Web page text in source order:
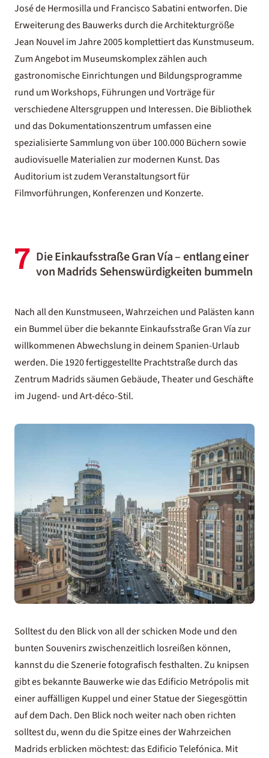
José de Hermosilla und Francisco Sabatini entworfen. Die
Erweiterung des Bauwerks durch die Architekturgröße
Jean Nouvel im Jahre 2005 komplettiert das Kunstmuseum.
Zum Angebot im Museumskomplex zählen auch
gastronomische Einrichtungen und Bildungsprogramme
rund um Workshops, Führungen und Vorträge für
verschiedene Altersgruppen und Interessen. Die Bibliothek
und das Dokumentationszentrum umfassen eine
spezialisierte Sammlung von über 100.000 Büchern sowie
audiovisuelle Materialien zur modernen Kunst. Das
Auditorium ist zudem Veranstaltungsort für
Filmvorführungen, Konferenzen und Konzerte.
7 Die Einkaufsstraße Gran Vía – entlang einer
von Madrids Sehenswürdigkeiten bummeln
Nach all den Kunstmuseen, Wahrzeichen und Palästen kann
ein Bummel über die bekannte Einkaufsstraße Gran Vía zur
willkommenen Abwechslung in deinemSpanien-Urlaub
werden. Die 1920 fertiggestellte Prachtstraße durch das
Zentrum Madrids säumen Gebäude, Theater und Geschäfte
im Jugend- und Art-déco-Stil.
Solltest du den Blick von all der schicken Mode und den
bunten Souvenirs zwischenzeitlich losreißen können,
kannst du die Szenerie fotografisch festhalten. Zu knipsen
gibt es bekannte Bauwerke wie das Edificio Metrópolis mit
einer auffälligen Kuppel und einer Statue der Siegesgöttin
auf dem Dach. Den Blick noch weiter nach oben richten
solltest du, wenn du die Spitze eines der Wahrzeichen
Madrids erblicken möchtest: das Edificio Telefónica. Mit